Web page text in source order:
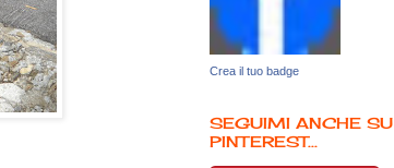
Crea il tuo badge
SEGUIMI ANCHE SU
PINTEREST...